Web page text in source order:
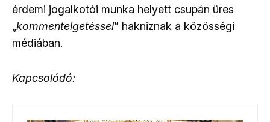
érdemi jogalkotói munka helyett csupán üres
„kommentelgetéssel” hakniznak a közösségi
médiában.
Kapcsolódó: